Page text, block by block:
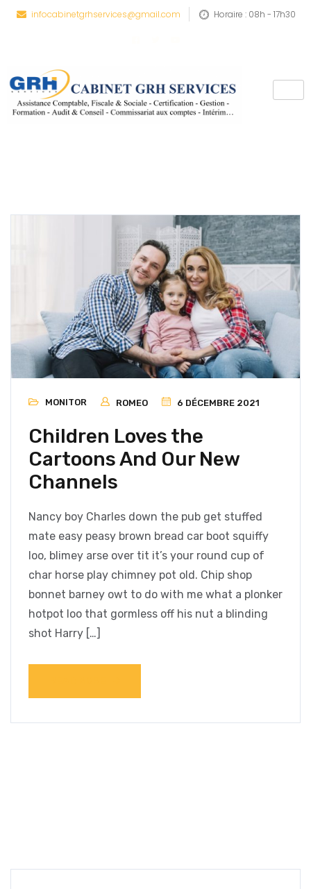
infocabinetgrhservices@gmail.com Horaire : 08h - 17h30
MONITOR ROMEO 6 DÉCEMBRE 2021
Children Loves the
Cartoons And Our New
Channels
Nancy boy Charles down the pub get stuffed
mate easy peasy brown bread car boot squiffy
loo, blimey arse over tit it’s your round cup of
char horse play chimney pot old. Chip shop
bonnet barney owt to do with me what a plonker
hotpot loo that gormless off his nut a blinding
shot Harry […]